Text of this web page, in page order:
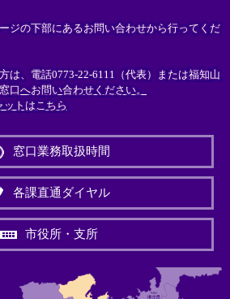
ジの下部にあるお問い合わせから行ってくだ
は、電話0773-22-6111（代表）または福知山
口へお問い合わせください。
ットはこちら
窓口業務取扱時間
各課直通ダイヤル
市役所・支所